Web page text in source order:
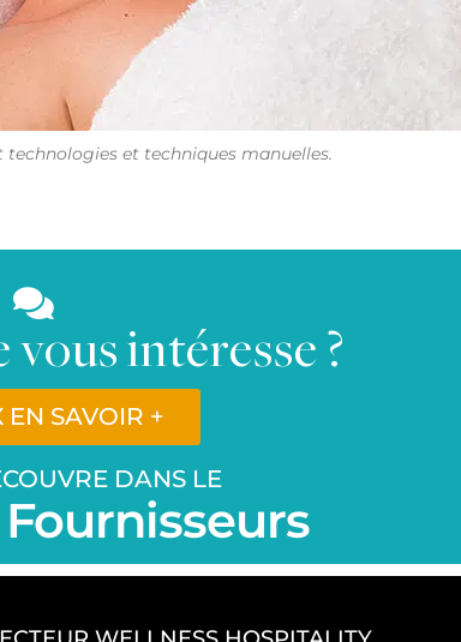
et techniques manuelles.
intéresse ?
EN SAVOIR +
DANS LE